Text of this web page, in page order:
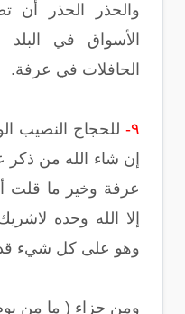
والحذر الحذر أن
الأسواق في
الحافلات في عرفة.
٩-
للحجاج النصيب
إن شاء الله من ذكر
عرفة وخير ما قلت
إلا الله وحده
وهو على كل شيء
ومن جزاء ( ما من